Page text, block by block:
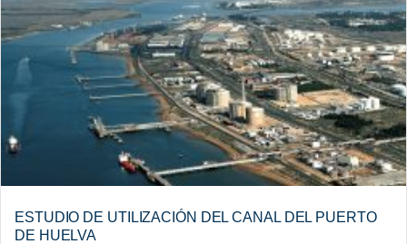
ESTUDIO DE UTILIZACIÓN DEL CANAL DEL PUERTO
DE HUELVA